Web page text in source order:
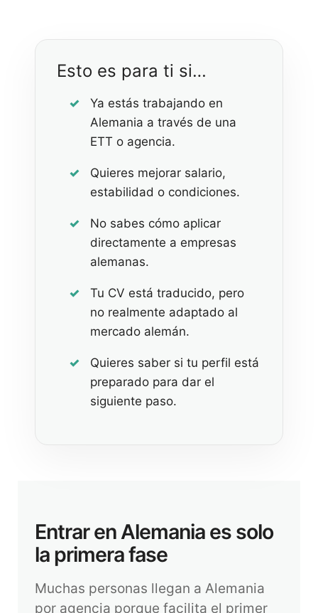
Esto es para ti si…
Ya estás trabajando en
Alemania a través de una
ETT o agencia.
Quieres mejorar salario,
estabilidad o condiciones.
No sabes cómo aplicar
directamente a empresas
alemanas.
Tu CV está traducido, pero
no realmente adaptado al
mercado alemán.
Quieres saber si tu perfil está
preparado para dar el
siguiente paso.
Entrar en Alemania es solo
la primera fase
Muchas personas llegan a Alemania
por agencia porque facilita el primer